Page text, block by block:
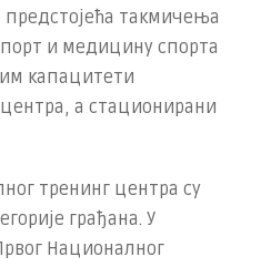
такмичења
и медицину спорта
капацитети
а стационирани
тренинг центра су
грађана. У
Националног